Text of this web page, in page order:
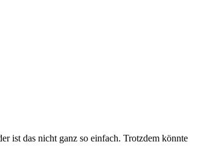
ist das nicht ganz so einfach. Trotzdem könnte